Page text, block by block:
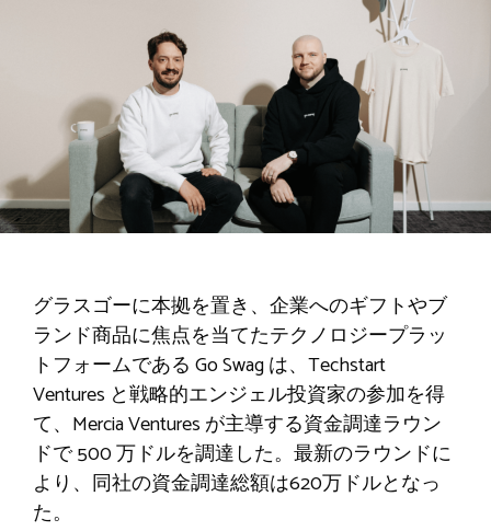
グラスゴーに本拠を置き、企業へのギフトやブ
ランド商品に焦点を当てたテクノロジープラッ
トフォームである Go Swag は、Techstart
Ventures と戦略的エンジェル投資家の参加を得
て、Mercia Ventures が主導する資金調達ラウン
ドで 500 万ドルを調達した。最新のラウンドに
より、同社の資金調達総額は620万ドルとなっ
た。